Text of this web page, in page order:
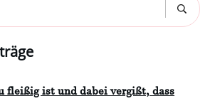
fleißig ist und dabei vergißt, dass